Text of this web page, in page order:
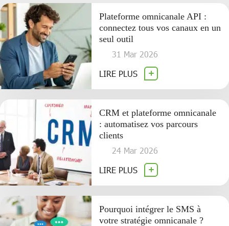
Plateforme omnicanale API :
connectez tous vos canaux en un
seul outil
31 Mar 2026
LIRE PLUS
CRM et plateforme omnicanale
: automatisez vos parcours
clients
24 Mar 2026
LIRE PLUS
Pourquoi intégrer le SMS à
votre stratégie omnicanale ?